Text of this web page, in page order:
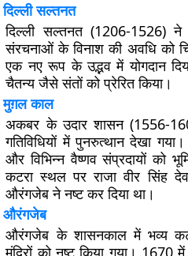
दिल्ली सल्तनत
दिल्ली सल्तनत (1206-1526)
संरचनाओं के विनाश की अवधि को
एक नए रूप के उद्भव में योगदान
चैतन्य जैसे संतों को प्रेरित किया।
मुग़ल काल
अकबर के उदार शासन (1556-
गतिविधियों में पुनरुत्थान देखा गया।
और विभिन्न वैष्णव संप्रदायों को
कटरा स्थल पर राजा वीर सिंह देव
औरंगजेब ने नष्ट कर दिया था।
औरंगजेब
औरंगजेब के शासनकाल में भव्य
मंदिरों को नष्ट किया गया।